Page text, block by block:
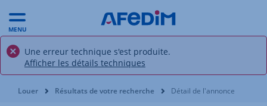
MENU
Une erreur technique s'est produite.
Afficher les détails techniques
Vous êtes ici:
Louer Résultats de votre recherche Détail de l'annonce